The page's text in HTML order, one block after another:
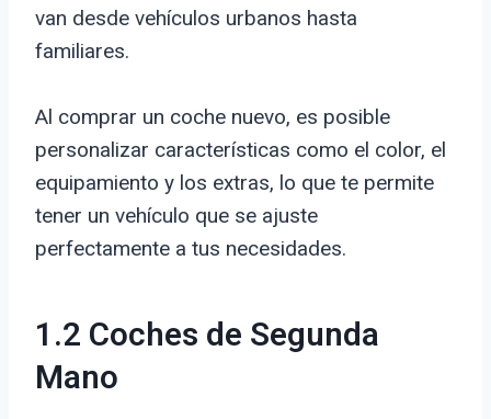
van desde vehículos urbanos hasta
familiares.
Al comprar un coche nuevo, es posible
personalizar características como el color, el
equipamiento y los extras, lo que te permite
tener un vehículo que se ajuste
perfectamente a tus necesidades.
1.2 Coches de Segunda
Mano